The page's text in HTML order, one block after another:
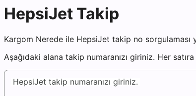
HepsiJet Takip
Kargom Nerede ile HepsiJet takip no sorgulaması
Aşağıdaki alana takip numaranızı giriniz. Her
HepsiJet takip numaranızı giriniz.